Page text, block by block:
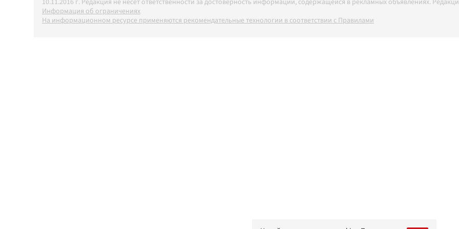
10.11.2016 г. Редакция не несет ответственности за достоверность информации, содержащейся в рекламных объявлениях.
Информация об ограничениях
На информационном ресурсе применяются рекомендательные технологии в соответствии с Правилами